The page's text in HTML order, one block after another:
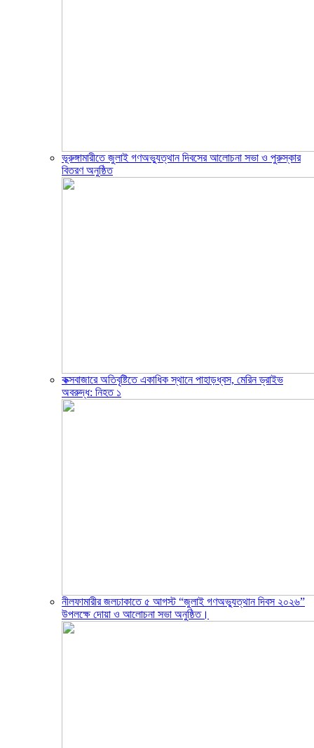
ভূরুঙ্গামারীতে জুলাই গণঅভ্যুত্থান দিবসের আলোচনা সভা ও পুরুস্কার
বিতরণ অনুষ্ঠিত
কক্সবাজারে অতিবৃষ্টিতে একাধিক স্থানে পাহাড়ধ্বস, মেরিন ড্রাইভ
অবরুদ্ধ: নিহত ১
নীলফামারীর জলঢাকাতে ৫ আগস্ট “জুলাই গণঅভ্যুত্থান দিবস ২০২৬”
উপলক্ষে দোয়া ও আলোচনা সভা অনুষ্ঠিত।